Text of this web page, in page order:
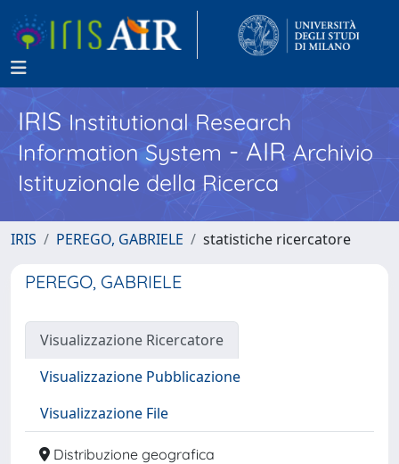
IRISInstitutional Research
Information System - AIR Archivio
Istituzionale della Ricerca
IRIS PEREGO, GABRIELE statistiche ricercatore
PEREGO, GABRIELE
Visualizzazione Ricercatore
Visualizzazione Pubblicazione
Visualizzazione File
Distribuzione geografica